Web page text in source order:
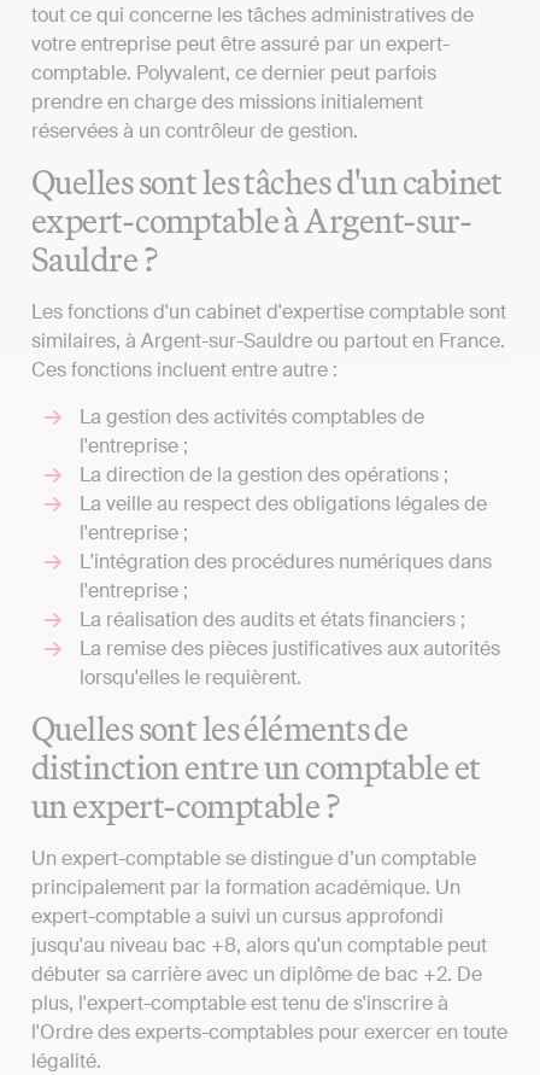
tout ce qui concerne les tâches administratives de
votre entreprise peut être assuré par un expert-
comptable. Polyvalent, ce dernier peut parfois
prendre en charge des missions initialement
réservées à un contrôleur de gestion.
Quelles sont les tâches d'un cabinet
expert-comptable à Argent-sur-
Sauldre ?
Les fonctions d'un cabinet d'expertise comptable sont
similaires, à Argent-sur-Sauldre ou partout en France.
Ces fonctions incluent entre autre :
La gestion des activités comptables de
l'entreprise ;
La direction de la gestion des opérations ;
La veille au respect des obligations légales de
l'entreprise ;
L'intégration des procédures numériques dans
l'entreprise ;
La réalisation des audits et états financiers ;
La remise des pièces justificatives aux autorités
lorsqu'elles le requièrent.
Quelles sont les éléments de
distinction entre un comptable et
un expert-comptable ?
Un expert-comptable se distingue d’un comptable
principalement par la formation académique. Un
expert-comptable a suivi un cursus approfondi
jusqu'au niveau bac +8, alors qu'un comptable peut
débuter sa carrière avec un diplôme de bac +2. De
plus, l'expert-comptable est tenu de s'inscrire à
l'Ordre des experts-comptables pour exercer en toute
légalité.